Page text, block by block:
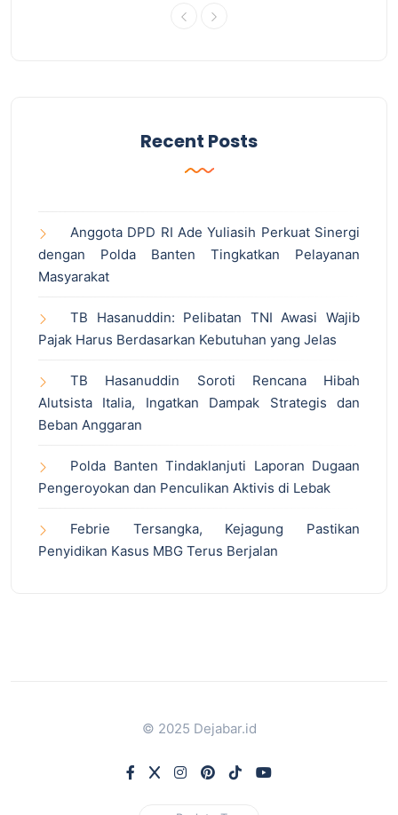
Recent Posts
Anggota DPD RI Ade Yuliasih Perkuat Sinergi
dengan Polda Banten Tingkatkan Pelayanan
Masyarakat
TB Hasanuddin: Pelibatan TNI Awasi Wajib
Pajak Harus Berdasarkan Kebutuhan yang Jelas
TB Hasanuddin Soroti Rencana Hibah
Alutsista Italia, Ingatkan Dampak Strategis dan
Beban Anggaran
Polda Banten Tindaklanjuti Laporan Dugaan
Pengeroyokan dan Penculikan Aktivis di Lebak
Febrie Tersangka, Kejagung Pastikan
Penyidikan Kasus MBG Terus Berjalan
© 2025 Dejabar.id